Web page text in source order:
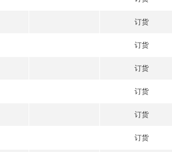
订货
订货
订货
订货
订货
订货